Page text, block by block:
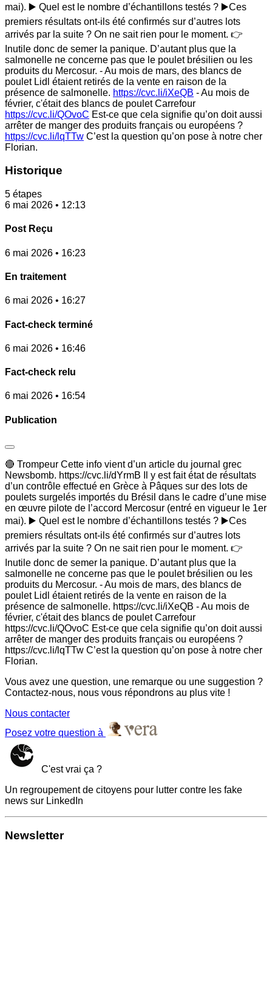
mai). ▶️ Quel est le nombre d’échantillons testés ? ▶️Ces
premiers résultats ont-ils été confirmés sur d’autres lots
arrivés par la suite ? On ne sait rien pour le moment. 👉
Inutile donc de semer la panique. D’autant plus que la
salmonelle ne concerne pas que le poulet brésilien ou les
produits du Mercosur. - Au mois de mars, des blancs de
poulet Lidl étaient retirés de la vente en raison de la
présence de salmonelle. https://cvc.li/iXeQB - Au mois de
février, c'était des blancs de poulet Carrefour
https://cvc.li/QOvoC Est-ce que cela signifie qu’on doit aussi
arrêter de manger des produits français ou européens ?
https://cvc.li/lqTTw C’est la question qu’on pose à notre cher
Florian.
Historique
5 étapes
6 mai 2026 • 12:13
Post Reçu
6 mai 2026 • 16:23
En traitement
6 mai 2026 • 16:27
Fact-check terminé
6 mai 2026 • 16:46
Fact-check relu
6 mai 2026 • 16:54
Publication
🔴 Trompeur Cette info vient d’un article du journal grec
Newsbomb. https://cvc.li/dYrmB Il y est fait état de résultats
d’un contrôle effectué en Grèce à Pâques sur des lots de
poulets surgelés importés du Brésil dans le cadre d’une mise
en œuvre pilote de l’accord Mercosur (entré en vigueur le 1er
mai). ▶️ Quel est le nombre d’échantillons testés ? ▶️Ces
premiers résultats ont-ils été confirmés sur d’autres lots
arrivés par la suite ? On ne sait rien pour le moment. 👉
Inutile donc de semer la panique. D’autant plus que la
salmonelle ne concerne pas que le poulet brésilien ou les
produits du Mercosur. - Au mois de mars, des blancs de
poulet Lidl étaient retirés de la vente en raison de la
présence de salmonelle. https://cvc.li/iXeQB - Au mois de
février, c'était des blancs de poulet Carrefour
https://cvc.li/QOvoC Est-ce que cela signifie qu’on doit aussi
arrêter de manger des produits français ou européens ?
https://cvc.li/lqTTw C’est la question qu’on pose à notre cher
Florian.
Vous avez une question, une remarque ou une suggestion ?
Contactez-nous, nous vous répondrons au plus vite !
Nous contacter
Posez votre question à
C'est vrai ça ?
Un regroupement de citoyens pour lutter contre les fake
news sur LinkedIn
Newsletter